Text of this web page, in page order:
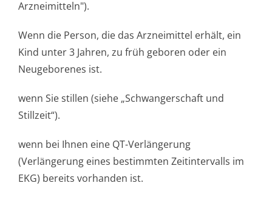
Arzneimitteln").
Wenn die Person, die das Arzneimittel erhält, ein
Kind unter 3 Jahren, zu früh geboren oder ein
Neugeborenes ist.
wenn Sie stillen (siehe „Schwangerschaft und
Stillzeit“).
wenn bei Ihnen eine QT-Verlängerung
(Verlängerung eines bestimmten Zeitintervalls im
EKG) bereits vorhanden ist.